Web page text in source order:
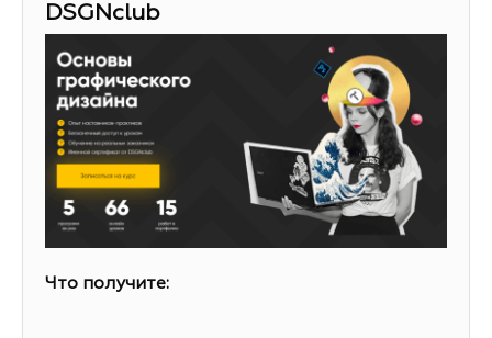
DSGNclub
Что получите: